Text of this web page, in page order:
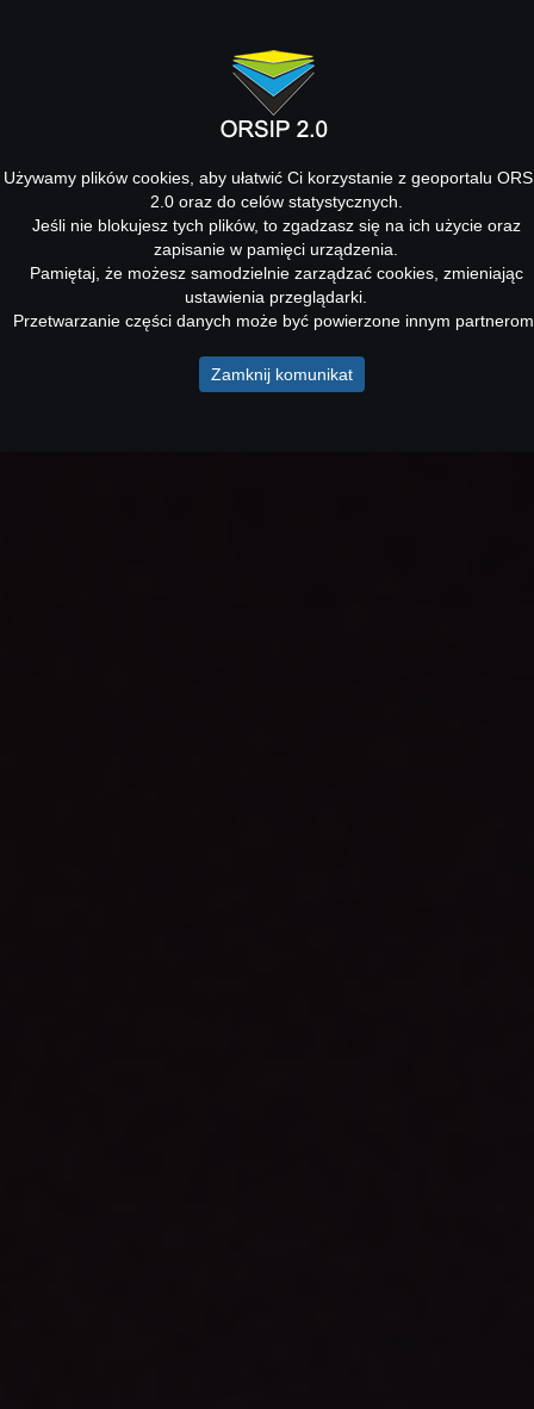
Używamy plików cookies, aby ułatwić Ci korzystanie z geoportalu
2.0 oraz do celów statystycznych.
Jeśli nie blokujesz tych plików, to zgadzasz się na ich użycie oraz
zapisanie w pamięci urządzenia.
Pamiętaj, że możesz samodzielnie zarządzać cookies, zmieniając
ustawienia przeglądarki.
Przetwarzanie części danych może być powierzone innym
Zamknij komunikat